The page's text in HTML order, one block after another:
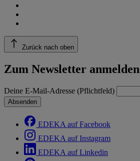
Zurück nach oben
Zum Newsletter anmelden
Deine E-Mail-Adresse (Pflichtfeld)
Absenden
EDEKA auf Facebook
EDEKA auf Instagram
EDEKA auf Linkedin